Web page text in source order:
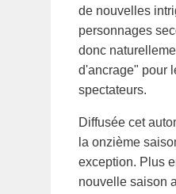
de nouvelles
personnages
donc
d'ancrage" pour
spectateurs.
Diffusée cet
la onzième
exception. Plus
nouvelle saison